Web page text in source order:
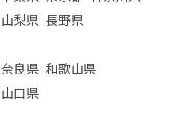
山梨県 長野県
奈良県 和歌山県
山口県